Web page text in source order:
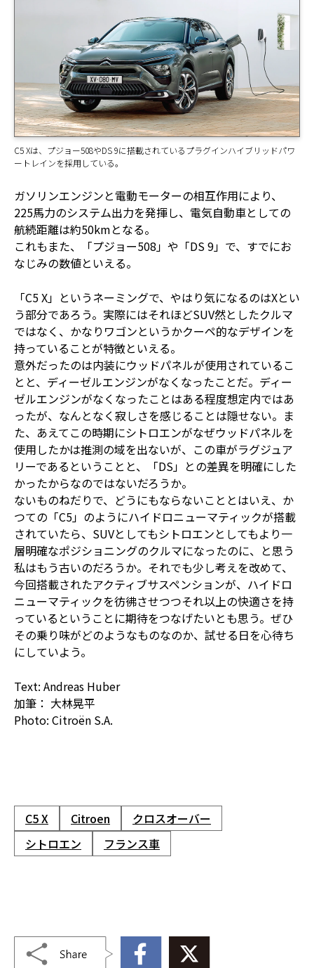
C5 Xは、プジョー508やDS 9に搭載されているプラグインハイブリッドパワ
ートレインを採用している。
ガソリンエンジンと電動モーターの相互作用により、
225馬力のシステム出力を発揮し、電気自動車としての
航続距離は約50kmとなる。
これもまた、「プジョー508」や「DS 9」で、すでにお
なじみの数値といえる。
「C5 X」というネーミングで、やはり気になるのはXとい
う部分であろう。実際にはそれほどSUV然としたクルマ
ではなく、かなりワゴンというかクーペ的なデザインを
持っていることが特徴といえる。
意外だったのは内装にウッドパネルが使用されているこ
とと、ディーゼルエンジンがなくなったことだ。ディー
ゼルエンジンがなくなったことはある程度想定内ではあ
ったが、なんとなく寂しさを感じることは隠せない。ま
た、あえてこの時期にシトロエンがなぜウッドパネルを
使用したかは推測の域を出ないが、この車がラグジュア
リーであるということと、「DS」との差異を明確にした
かったからなのではないだろうか。
ないものねだりで、どうにもならないこととはいえ、か
つての「C5」のようにハイドロニューマティックが搭載
されていたら、SUVとしてもシトロエンとしてもより一
層明確なポジショニングのクルマになったのに、と思う
私はもう古いのだろうか。それでも少し考えを改めて、
今回搭載されたアクティブサスペンションが、ハイドロ
ニューマティックを彷彿させつつそれ以上の快適さを持
っているということに期待をつなげたいとも思う。ぜひ
その乗り味がどのようなものなのか、試せる日を心待ち
にしていよう。
Text: Andreas Huber
加筆： 大林晃平
Photo: Citroën S.A.
C5 X Citroen
クロスオーバー
シトロエン
フランス車